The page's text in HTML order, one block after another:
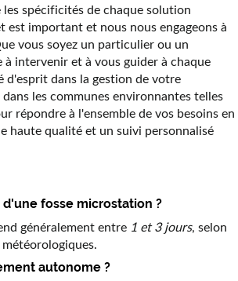
spécificités de chaque solution
est important et nous nous engageons à
vous soyez un particulier ou un
intervenir et à vous guider à chaque
d'esprit dans la gestion de votre
les communes environnantes telles
répondre à l'ensemble de vos besoins en
haute qualité et un suivi personnalisé
fosse microstation ?
généralement entre 1 et 3 jours, selon
autonome ?